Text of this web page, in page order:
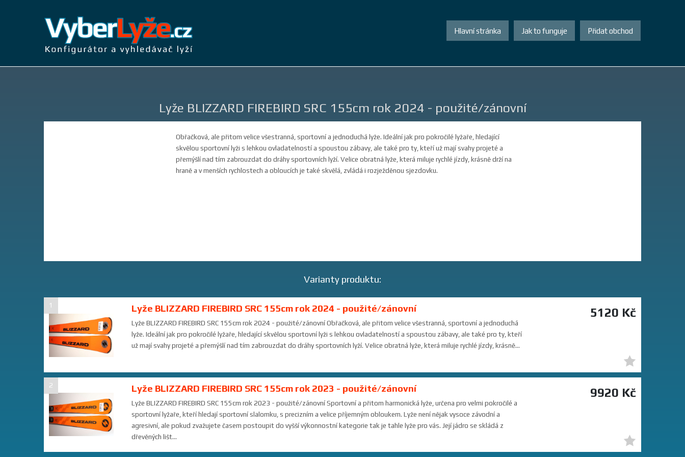
Hlavní stránka Jak to funguje Přidat obchod
Lyže BLIZZARD FIREBIRD SRC 155cm rok 2024 - použité/zánovní
Obřačková, ale přitom velice všestranná, sportovní a jednoduchá lyže. Ideální jak pro pokročilé lyžaře, hledající
skvělou sportovní lyži s lehkou ovladatelností a spoustou zábavy, ale také pro ty, kteří už mají svahy projeté a
přemýšlí nad tím zabrouzdat do dráhy sportovních lyží. Velice obratná lyže, která miluje rychlé jízdy, krásně drží na
hraně a v menších rychlostech a obloucích je také skvělá, zvládá i rozježděnou sjezdovku.
Varianty produktu:
1 Lyže BLIZZARD FIREBIRD SRC 155cm rok 2024 - použité/zánovní 5120 Kč
Lyže BLIZZARD FIREBIRD SRC 155cm rok 2024 - použité/zánovní Obřačková, ale přitom velice všestranná, sportovní a jednoduchá
lyže. Ideální jak pro pokročilé lyžaře, hledající skvělou sportovní lyži s lehkou ovladatelností a spoustou zábavy, ale také pro ty, kteří
už mají svahy projeté a přemýšlí nad tím zabrouzdat do dráhy sportovních lyží. Velice obratná lyže, která miluje rychlé jízdy, krásně...
2 Lyže BLIZZARD FIREBIRD SRC 155cm rok 2023 - použité/zánovní 9920 Kč
Lyže BLIZZARD FIREBIRD SRC 155cm rok 2023 - použité/zánovní Sportovní a přitom harmonická lyže, určena pro velmi pokročilé a
sportovní lyžaře, kteří hledají sportovní slalomku, s precizním a velice příjemným obloukem. Lyže není nějak vysoce závodní a
agresivní, ale pokud zvažujete časem postoupit do vyšší výkonnostní kategorie tak je tahle lyže pro vás. Její jádro se skládá z
dřevěných lišt...